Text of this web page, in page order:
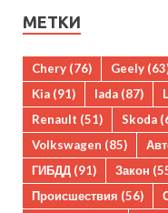
МЕТКИ
Chery (76) Geely
Kia (91) lada (87)
Renault (51) Skoda
Volkswagen (85)
ГИБДД (91) Закон
Происшествия (56)